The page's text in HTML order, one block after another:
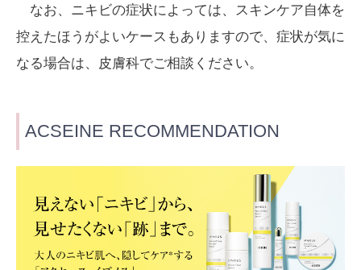
なお、ニキビの症状によっては、スキンケア自体を
控えたほうがよいケースもありますので、症状が気に
なる場合は、皮膚科でご相談ください。
ACSEINE RECOMMENDATION